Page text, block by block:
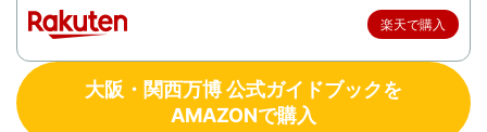
楽天で購入
大阪・関西万博 公式ガイドブックを
AMAZONで購入